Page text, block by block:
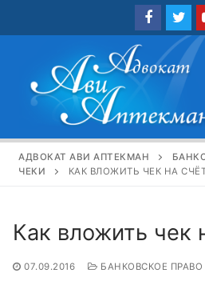
Найти:
АДВОКАТ АВИ АПТЕКМАН
ЧЕКИ
КАК ВЛОЖИТЬ ЧЕК НА
Как вложить чек
07.09.2016 БАНКОВСКОЕ ПРАВО